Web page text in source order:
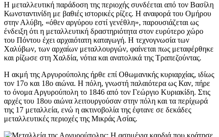
Η μεταλλευτική παράδοση της περιοχής συνδέεται από τον Βασίλη
Κωνσταντινίδη με βαθιές ιστορικές ρίζες. Η αναφορά του Ομήρου
στην Αλύβη, «όθεν αργύρου εστί γενέθλη», παρουσιάζεται ως
ένδειξη ότι η μεταλλευτική δραστηριότητα στον ευρύτερο χώρο
του Πόντου έχει αρχαιότατη καταγωγή. Η τεχνογνωσία των
Χαλύβων, των αρχαίων μεταλλουργών, φαίνεται πως μεταφέρθηκε
και ρίζωσε στη Χαλδία, νότια και ανατολικά της Τραπεζούντας.
Η ακμή της Αργυρούπολης ήρθε επί Οθωμανικής κυριαρχίας, ιδίως
τον 17ο και 18ο αιώνα. Η πόλη, γνωστή παλαιότερα ως Καν, πήρε
το όνομα Αργυρούπολη το 1846 από τον Γεώργιο Κυριακίδη. Στις
αρχές του 18ου αιώνα λειτουργούσαν στην πόλη και τα περίχωρά
της 17 μεταλλεία, ενώ η ακτινοβολία της έφτανε σε δεκάδες
μεταλλευτικές περιοχές της Μικράς Ασίας.